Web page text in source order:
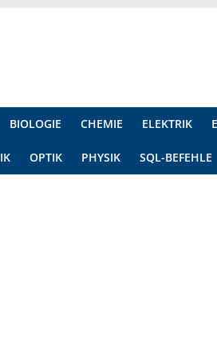
BIOLOGIE CHEMIE ELEKTRIK
OPTIK PHYSIK SQL-BEFEHLE